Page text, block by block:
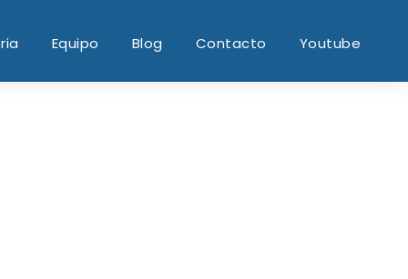
Equipo Blog Contacto Youtube